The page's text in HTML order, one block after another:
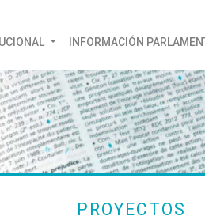
INFORMACIÓN
PROYECTOS